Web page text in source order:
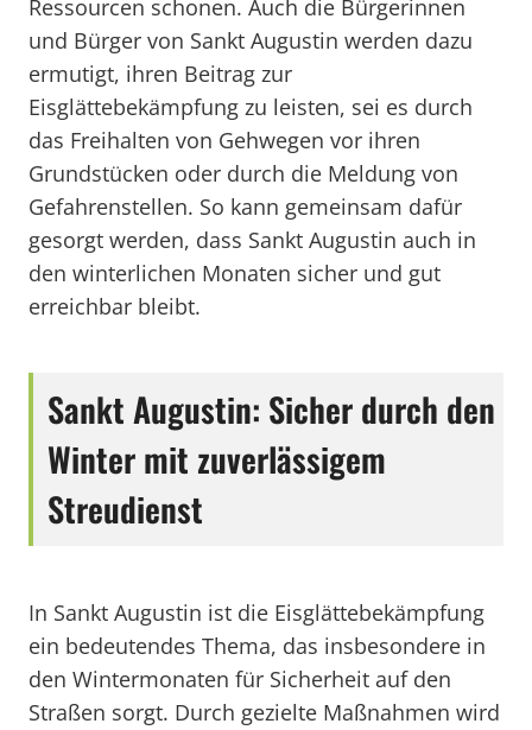
Ressourcen schonen. Auch die Bürgerinnen
und Bürger von Sankt Augustin werden dazu
ermutigt, ihren Beitrag zur
Eisglättebekämpfung zu leisten, sei es durch
das Freihalten von Gehwegen vor ihren
Grundstücken oder durch die Meldung von
Gefahrenstellen. So kann gemeinsam dafür
gesorgt werden, dass Sankt Augustin auch in
den winterlichen Monaten sicher und gut
erreichbar bleibt.
Sankt Augustin: Sicher durch den
Winter mit zuverlässigem
Streudienst
In Sankt Augustin ist die Eisglättebekämpfung
ein bedeutendes Thema, das insbesondere in
den Wintermonaten für Sicherheit auf den
Straßen sorgt. Durch gezielte Maßnahmen wird